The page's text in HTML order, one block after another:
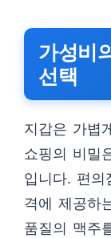
가성비
선택
지갑은 가볍
쇼핑의 비밀
입니다. 편의
격에 제공하
품질의 맥주